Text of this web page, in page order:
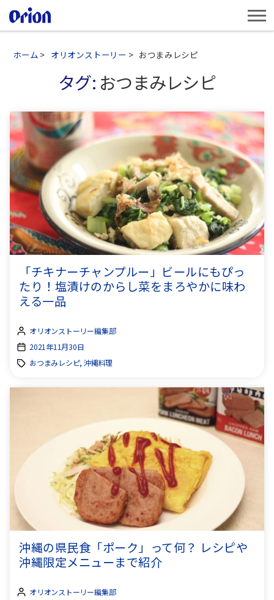
ホーム > オリオンストーリー > おつまみレシピ
タグ: おつまみレシピ
「チキナーチャンプルー」ビールにもぴっ
たり！塩漬けのからし菜をまろやかに味わ
える一品
オリオンストーリー編集部
2021年11月30日
おつまみレシピ, 沖縄料理
沖縄の県民食「ポーク」って何？ レシピや
沖縄限定メニューまで紹介
オリオンストーリー編集部